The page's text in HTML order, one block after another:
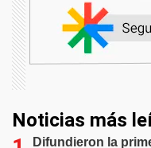
Noticias más
Difundieron la